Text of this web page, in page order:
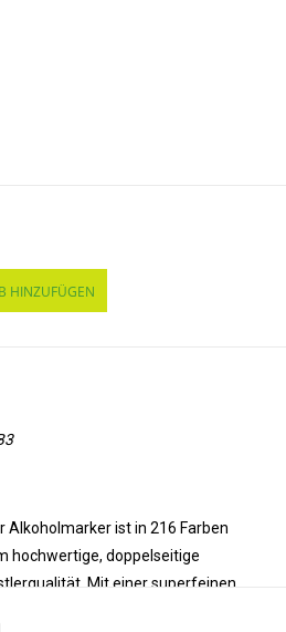
HINZUFÜGEN
Alkoholmarker ist in 216 Farben
hochwertige, doppelseitige
Mit einer superfeinen